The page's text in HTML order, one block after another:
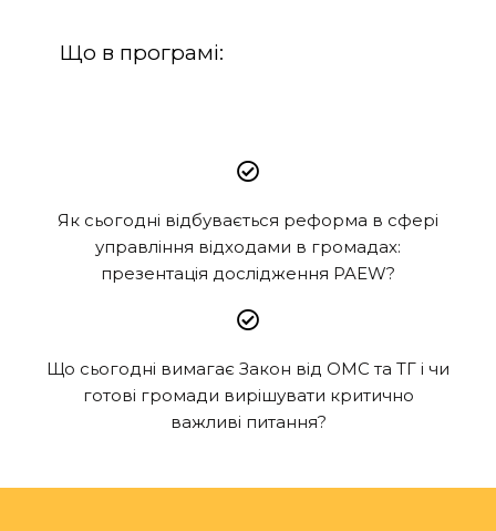
Що в програмі:
Як сьогодні відбувається реформа в сфері
управління відходами в громадах:
презентація дослідження PAEW?
Що сьогодні вимагає Закон від ОМС та ТГ і чи
готові громади вирішувати критично
важливі питання?